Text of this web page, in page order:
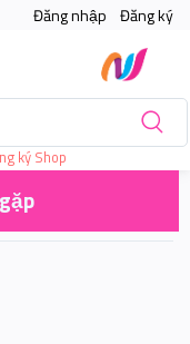
Đăng nhập Đăng ký
ký Shop